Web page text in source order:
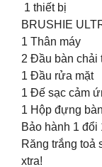
1 thiết bị
BRUSHIE
1 Thân máy
2 Đầu bàn chải
1 Đầu rửa mặt
1 Đế sạc cảm
1 Hộp đựng
Bảo hành 1 đổi
Răng trắng toả
xtra!